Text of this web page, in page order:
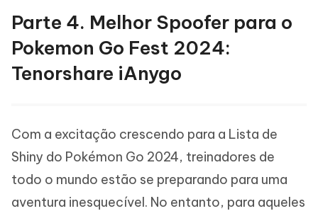
Parte 4. Melhor Spoofer para o
Pokemon Go Fest 2024:
Tenorshare iAnygo
Com a excitação crescendo para a Lista de
Shiny do Pokémon Go 2024, treinadores de
todo o mundo estão se preparando para uma
aventura inesquecível. No entanto, para aqueles